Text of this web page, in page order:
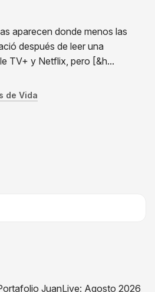
aparecen donde menos las
después de leer una
TV+ y Netflix, pero [&h...
de Vida
JuanLive: Agosto 2026